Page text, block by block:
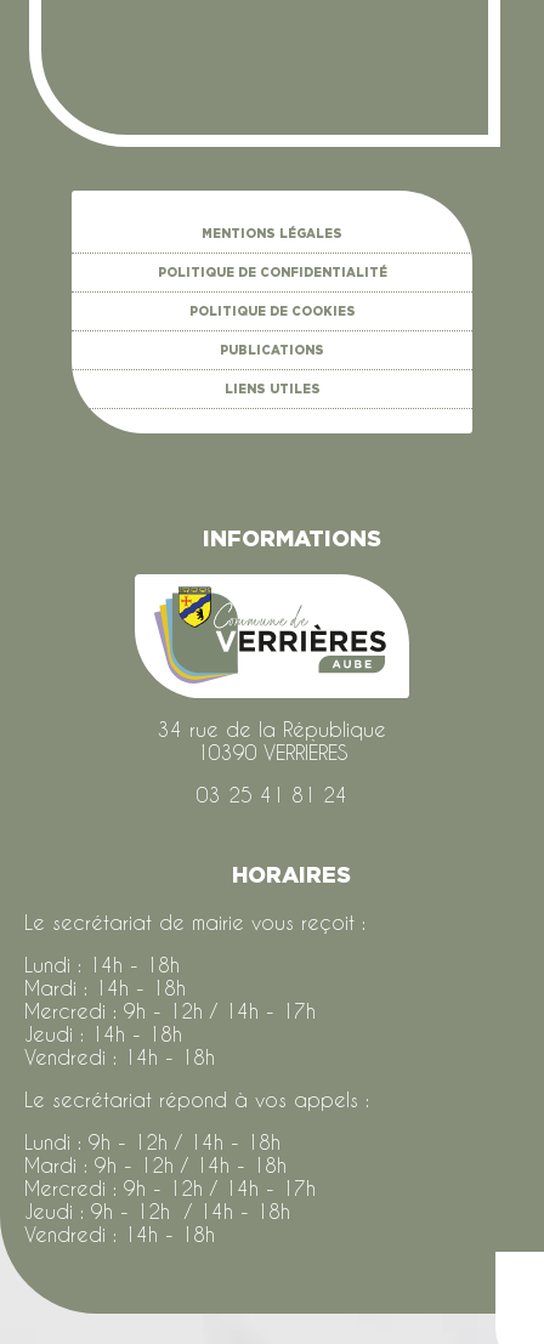
MENTIONS LÉGALES
POLITIQUE DE CONFIDENTIALITÉ
POLITIQUE DE COOKIES
PUBLICATIONS
LIENS UTILES
INFORMATIONS
34 rue de la République
10390 VERRIÈRES
03 25 41 81 24
HORAIRES
Le secrétariat de mairie vous reçoit :
Lundi : 14h - 18h
Mardi : 14h - 18h
Mercredi : 9h - 12h / 14h - 17h
Jeudi : 14h - 18h
Vendredi : 14h - 18h
Le secrétariat répond à vos appels :
Lundi : 9h - 12h / 14h - 18h
Mardi : 9h - 12h / 14h - 18h
Mercredi : 9h - 12h / 14h - 17h
Jeudi : 9h - 12h / 14h - 18h
Vendredi : 14h - 18h